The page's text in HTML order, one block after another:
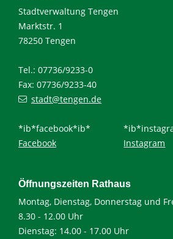
Stadtverwaltung Tengen
Marktstr. 1
78250 Tengen
Tel.: 07736/9233-0
Fax: 07736/9233-40
stadt@tengen.de
*ib*facebook*ib*
Facebook
Instagram
Öffnungszeiten Rathaus
Montag, Dienstag, Donnerstag und
8.30 - 12.00 Uhr
Dienstag: 14.00 - 17.00 Uhr